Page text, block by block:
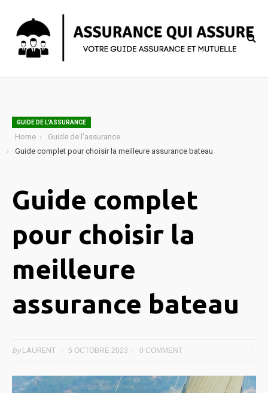
GUIDE DE L'ASSURANCE
Home
Guide de l'assurance
Guide complet pour choisir la meilleure assurance bateau
Guide complet
pour choisir la
meilleure
assurance bateau
byLAURENT 5 OCTOBRE 2023 0 COMMENT